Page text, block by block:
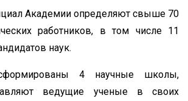
Академии определяют свыше 70
работников, в том числе 11
наук.
4 научные школы,
ведущие ученые в своих